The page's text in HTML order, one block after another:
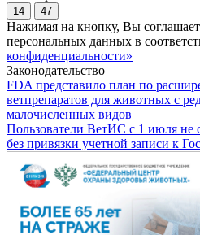
14 47
Нажимая на кнопку, Вы
персональных данных в
конфиденциальности»
Законодательство
FDA представило план по
ветпрепаратов для животных с
малочисленных видов
Пользователи ВетИС с 1 июля не
без привязки учетной записи к